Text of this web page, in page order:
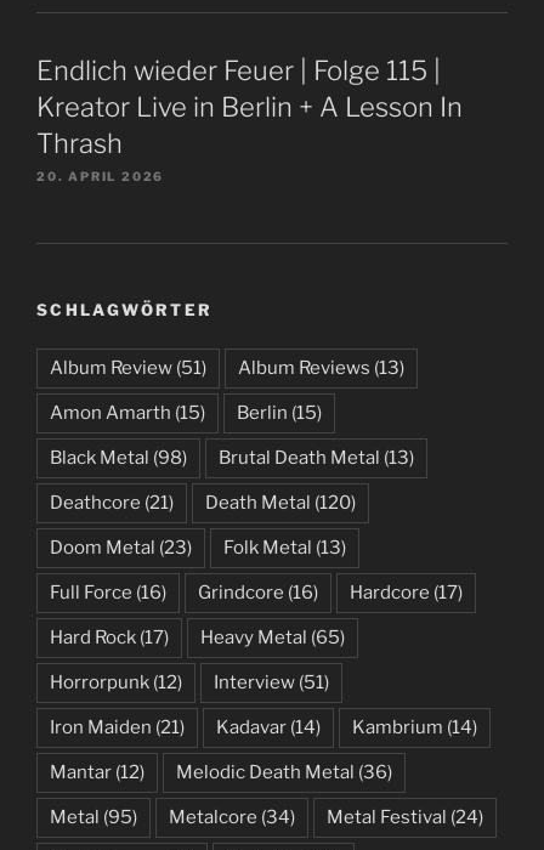
Endlich wieder Feuer | Folge 115 |
Kreator Live in Berlin + A Lesson In
Thrash
20. APRIL 2026
SCHLAGWÖRTER
Album Review (51) Album Reviews (13)
Amon Amarth (15) Berlin (15)
Black Metal (98) Brutal Death Metal (13)
Deathcore (21) Death Metal (120)
Doom Metal (23) Folk Metal (13)
Full Force (16) Grindcore (16) Hardcore (17)
Hard Rock (17) Heavy Metal (65)
Horrorpunk (12) Interview (51)
Iron Maiden (21) Kadavar (14) Kambrium (14)
Mantar (12) Melodic Death Metal (36)
Metal (95) Metalcore (34) Metal Festival (24)